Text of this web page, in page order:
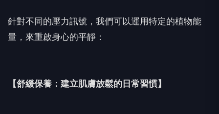
針對不同的壓力訊號，我們可以運用特定的植物能
量，來重啟身心的平靜：
【舒緩保養：建立肌膚放鬆的日常習慣】